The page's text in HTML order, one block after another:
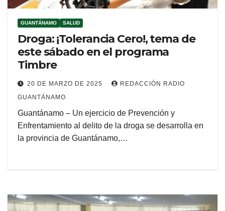
GUANTÁNAMO SALUD
Droga: ¡Tolerancia Cero!, tema de
este sábado en el programa
Timbre
20 DE MARZO DE 2025
REDACCIÓN RADIO
GUANTÁNAMO
Guantánamo – Un ejercicio de Prevención y
Enfrentamiento al delito de la droga se desarrolla en
la provincia de Guantánamo,…